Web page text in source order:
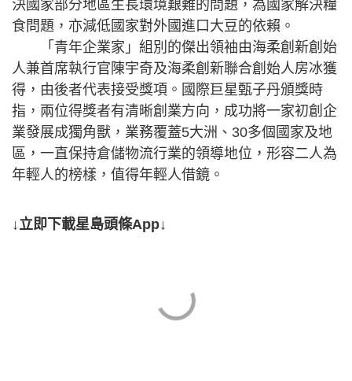
決國家部分地區生長環境艱難的問題，為國家解決糧
食問題，亦減低國家對外國進口大豆的依賴。
「青年企業家」組別的傑出領袖由海柔創新創始
人兼首席執行官陳宇奇及海柔創新聯合創始人房冰獲
得，由後者代表接受獎項。國際巨星甄子丹頒獎時
指，兩位得獎者有清晰創業方向，成功將一家初創企
業發展成獨角獸，業務覆蓋5大洲、30多個國家及地
區，一直保持倉儲物流行業的領導地位，形容二人為
年輕人的榜樣，值得年輕人借鏡。
↓立即下載星島頭條App↓